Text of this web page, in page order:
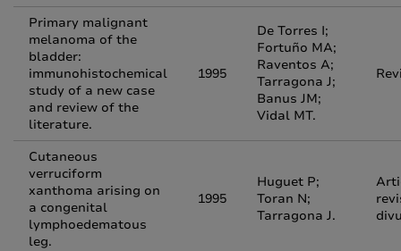
Primary malignant
melanoma of the
bladder:
immunohistochemical
study of a new case
and review of the
literature.
1995
De Torres I;
Fortuño MA;
Raventos A;
Tarragona J;
Banus JM;
Vidal MT.
Cutaneous
verruciform
xanthoma arising on
a congenital
lymphoedematous
leg.
1995
Huguet P;
Toran N;
Tarragona J.